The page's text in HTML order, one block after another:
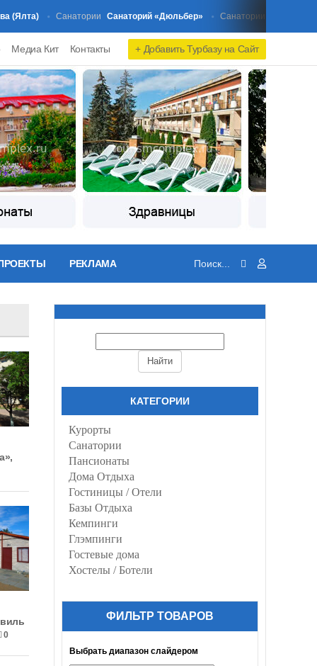
Санатории Санаторий «Дюльбер» Санатории Санаторий
+ Добавить Турбазу на Сайт
Медиа Кит Контакты
РЕКЛАМА
0
КАТЕГОРИИ
Курорты
Санатории
Пансионаты
Дома Отдыха
Гостиницы / Отели
Базы Отдыха
Кемпинги
Глэмпинги
Гостевые дома
Хостелы / Ботели
ФИЛЬТР ТОВАРОВ
Выбрать диапазон слайдером